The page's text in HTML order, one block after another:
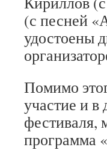
(с песней
удостоены
Помимо
участие и
фестиваля,
программа